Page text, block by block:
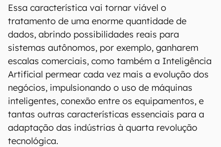
Essa característica vai tornar viável o
tratamento de uma enorme quantidade de
dados, abrindo possibilidades reais para
sistemas autônomos, por exemplo, ganharem
escalas comerciais, como também a Inteligência
Artificial permear cada vez mais a evolução dos
negócios, impulsionando o uso de máquinas
inteligentes, conexão entre os equipamentos, e
tantas outras características essenciais para a
adaptação das indústrias à quarta revolução
tecnológica.